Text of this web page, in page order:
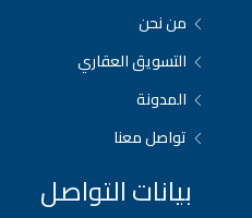
من نحن
التسويق العقاري
المدونة
تواصل معنا
بيانات التواصل